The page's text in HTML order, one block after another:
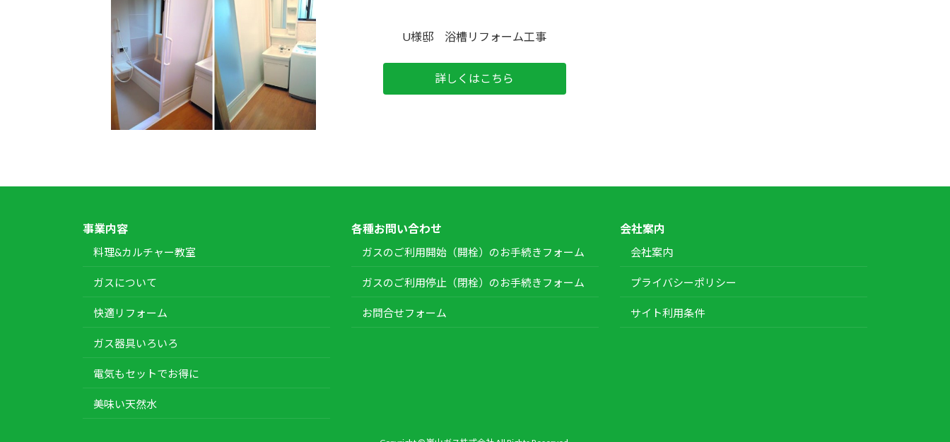
U様邸 浴槽リフォーム工事
詳しくはこちら
事業内容
料理&カルチャー教室
ガスについて
快適リフォーム
ガス器具いろいろ
電気もセットでお得に
美味い天然水
各種お問い合わせ
ガスのご利用開始（開栓）のお手続きフォーム
ガスのご利用停止（閉栓）のお手続きフォーム
お問合せフォーム
会社案内
会社案内
プライバシーポリシー
サイト利用条件